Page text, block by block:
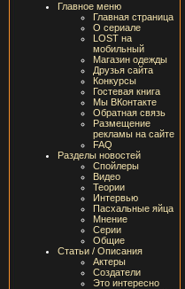
Главное меню
Главная страница
О сериале
LOST на
мобильный
Магазин одежды
Друзья сайта
Конкурсы
Гостевая книга
Мы ВКонтакте
Обратная связь
Размещение
рекламы на сайте
FAQ
Разделы новостей
Спойлеры
Видео
Теории
Интервью
Пасхальные яйца
Мнение
Серии
Общие
Статьи / Описания
Актеры
Создатели
Это интересно